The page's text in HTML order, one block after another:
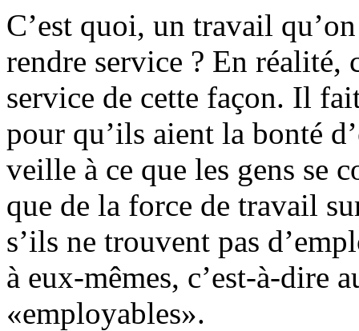
C’est quoi, un travail
rendre service ? En réalité,
service de cette façon. Il
pour qu’ils aient la bonté
veille à ce que les gens se
que de la force de travail
s’ils ne trouvent pas
à eux-mêmes, c’est-à-dire
«employables».